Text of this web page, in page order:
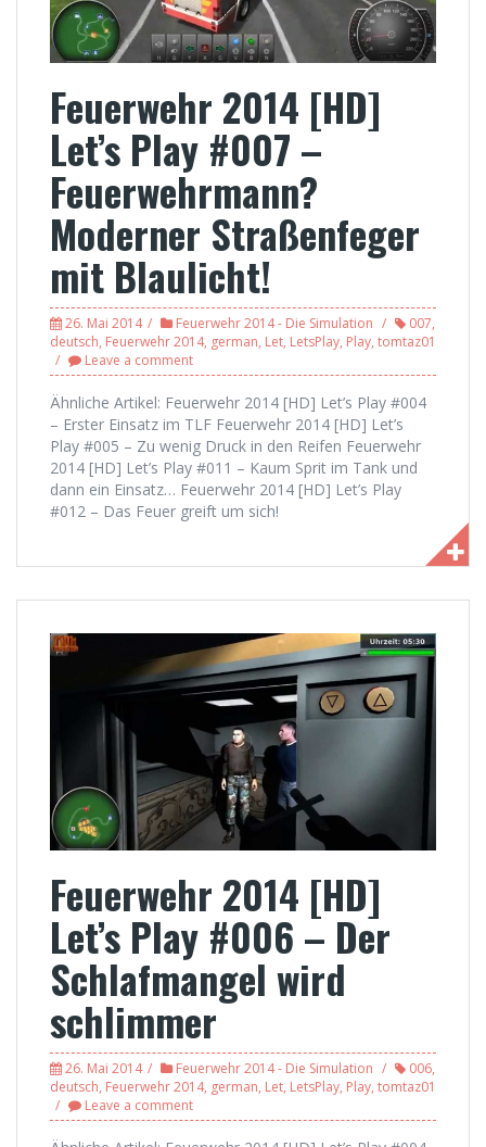
Feuerwehr 2014 [HD]
Let’s Play #007 –
Feuerwehrmann?
Moderner Straßenfeger
mit Blaulicht!
26. Mai 2014 Feuerwehr 2014 - Die Simulation 007,
deutsch, Feuerwehr 2014, german, Let, LetsPlay, Play, tomtaz01
Leave a comment
Ähnliche Artikel: Feuerwehr 2014 [HD] Let’s Play #004
– Erster Einsatz im TLF Feuerwehr 2014 [HD] Let’s
Play #005 – Zu wenig Druck in den Reifen Feuerwehr
2014 [HD] Let’s Play #011 – Kaum Sprit im Tank und
dann ein Einsatz… Feuerwehr 2014 [HD] Let’s Play
#012 – Das Feuer greift um sich!
Feuerwehr 2014 [HD]
Let’s Play #006 – Der
Schlafmangel wird
schlimmer
26. Mai 2014 Feuerwehr 2014 - Die Simulation 006,
deutsch, Feuerwehr 2014, german, Let, LetsPlay, Play, tomtaz01
Leave a comment